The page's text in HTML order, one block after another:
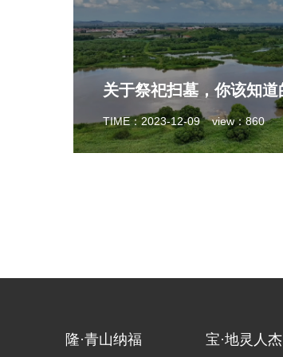
TIME：2023-12-09 view：860
隆·青山纳福 宝·地灵人杰